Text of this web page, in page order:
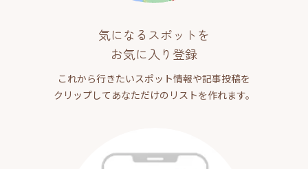
気になるスポットを
お気に入り登録
これから行きたいスポット情報や記事投稿を
クリップしてあなただけのリストを作れます。